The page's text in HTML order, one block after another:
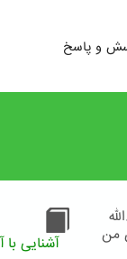
و پاسخ
من
آشنایی